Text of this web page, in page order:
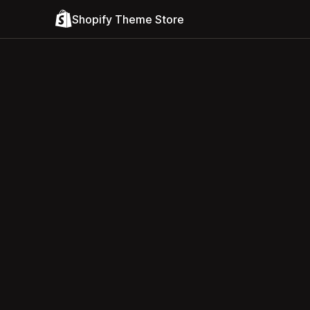
Shopify Theme Store